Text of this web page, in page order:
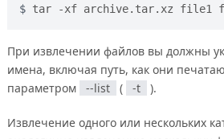
tar -xf archive.tar.xz file1
При извлечении файлов вы должны
имена, включая путь, как они
параметром
--list ( -t ).
Извлечение одного или нескольких